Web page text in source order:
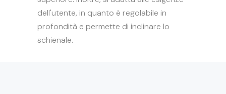
dell'utente, in quanto è regolabile in
profondità e permette di inclinare lo
schienale.